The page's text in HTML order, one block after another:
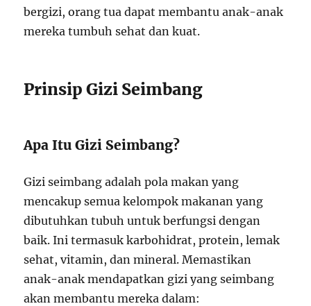
bergizi, orang tua dapat membantu anak-anak
mereka tumbuh sehat dan kuat.
Prinsip Gizi Seimbang
Apa Itu Gizi Seimbang?
Gizi seimbang adalah pola makan yang
mencakup semua kelompok makanan yang
dibutuhkan tubuh untuk berfungsi dengan
baik. Ini termasuk karbohidrat, protein, lemak
sehat, vitamin, dan mineral. Memastikan
anak-anak mendapatkan gizi yang seimbang
akan membantu mereka dalam: